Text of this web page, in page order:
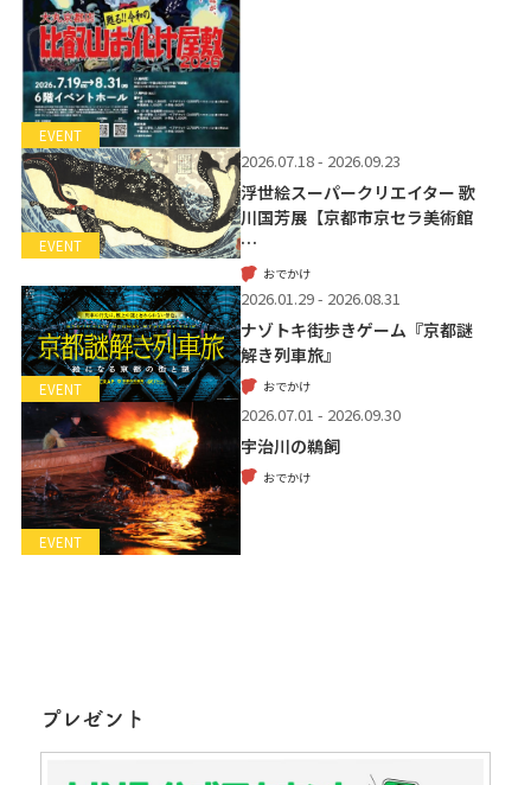
EVENT
EVENT
2026.07.18 - 2026.09.23
浮世絵スーパークリエイター 歌
川国芳展【京都市京セラ美術館
…
おでかけ
EVENT
2026.01.29 - 2026.08.31
ナゾトキ街歩きゲーム『京都謎
解き列車旅』
おでかけ
EVENT
2026.07.01 - 2026.09.30
宇治川の鵜飼
おでかけ
プレゼント